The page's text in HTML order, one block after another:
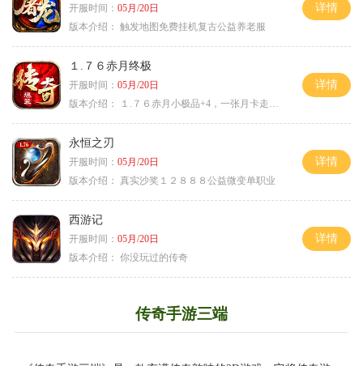
开服时间： 05月/20日
版本介绍： 触发地图免费挂机复古公益养老服
详情
１.７６赤月终极
开服时间： 05月/20日
版本介绍：
１.７６赤月小极品+4，一张月卡走天涯b
详情
永恒之刃
开服时间： 05月/20日
版本介绍： 真实沙奖１２８８８公益微变单职业
详情
西游记
开服时间： 05月/20日
版本介绍： 你没玩过的传奇
详情
传奇手游三端